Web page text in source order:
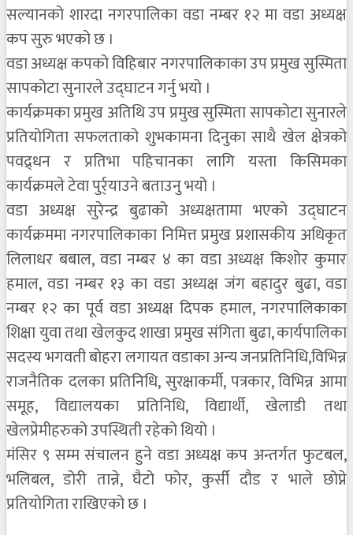
सल्यानको शारदा नगरपालिका वडा नम्बर १२ मा वडा अध्यक्ष
कप सुरु भएको छ ।
वडा अध्यक्ष कपको विहिबार नगरपालिकाका उप प्रमुख सुस्मिता
सापकोटा सुनारले उद्घाटन गर्नु भयो ।
कार्यक्रमका प्रमुख अतिथि उप प्रमुख सुस्मिता सापकोटा सुनारले
प्रतियोगिता सफलताको शुभकामना दिनुका साथै खेल क्षेत्रको
पवद्र्धन र प्रतिभा पहिचानका लागि यस्ता किसिमका
कार्यक्रमले टेवा पुर्र्याउने बताउनु भयो ।
वडा अध्यक्ष सुरेन्द्र बुढाको अध्यक्षतामा भएको उद्घाटन
कार्यक्रममा नगरपालिकाका निमित्त प्रमुख प्रशासकीय अधिकृत
लिलाधर बबाल, वडा नम्बर ४ का वडा अध्यक्ष किशोर कुमार
हमाल, वडा नम्बर १३ का वडा अध्यक्ष जंग बहादुर बुढा, वडा
नम्बर १२ का पूर्व वडा अध्यक्ष दिपक हमाल, नगरपालिकाका
शिक्षा युवा तथा खेलकुद शाखा प्रमुख संगिता बुढा, कार्यपालिका
सदस्य भगवती बोहरा लगायत वडाका अन्य जनप्रतिनिधि,विभिन्न
राजनैतिक दलका प्रतिनिधि, सुरक्षाकर्मी, पत्रकार, विभिन्न आमा
समूह, विद्यालयका प्रतिनिधि, विद्यार्थी, खेलाडी तथा
खेलप्रेमीहरुको उपस्थिती रहेको थियो ।
मंंसिर ९ सम्म संचालन हुने वडा अध्यक्ष कप अन्तर्गत फुटबल,
भलिबल, डोरी तान्ने, घैटो फोर, कुर्सी दौड र भाले छोप्ने
प्रतियोगिता राखिएको छ ।